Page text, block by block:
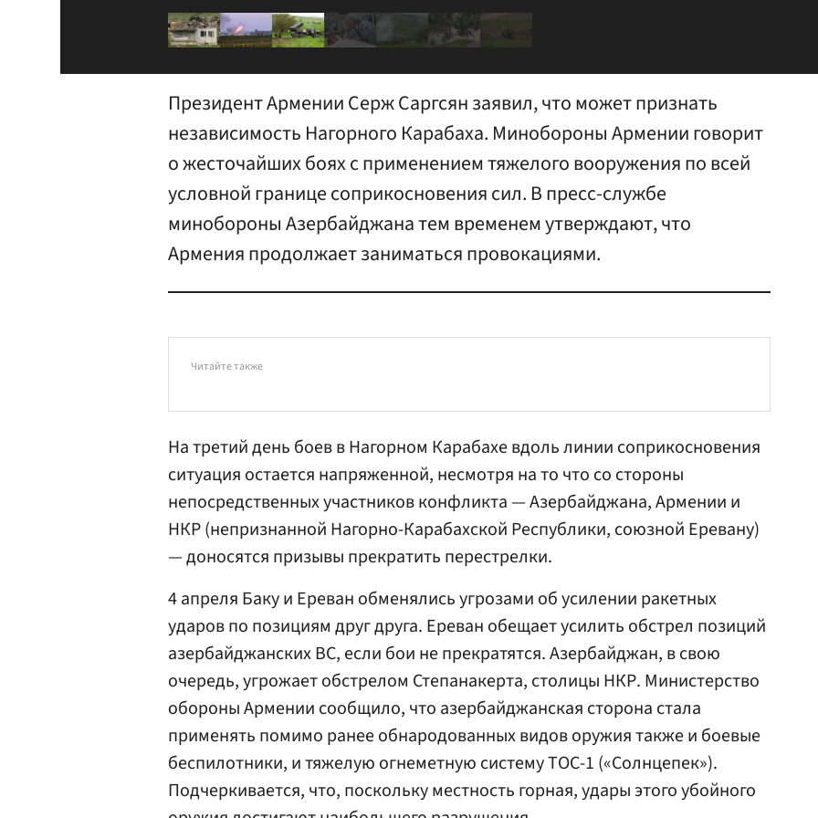
Президент Армении Серж Саргсян заявил, что может признать
независимость Нагорного Карабаха. Минобороны Армении говорит
о жесточайших боях с применением тяжелого вооружения по всей
условной границе соприкосновения сил. В пресс-службе
минобороны Азербайджана тем временем утверждают, что
Армения продолжает заниматься провокациями.
Читайте также
На третий день боев в Нагорном Карабахе вдоль линии соприкосновения
ситуация остается напряженной, несмотря на то что со стороны
непосредственных участников конфликта — Азербайджана, Армении и
НКР (непризнанной Нагорно-Карабахской Республики, союзной Еревану)
— доносятся призывы прекратить перестрелки.
4 апреля Баку и Ереван обменялись угрозами об усилении ракетных
ударов по позициям друг друга. Ереван обещает усилить обстрел позиций
азербайджанских ВС, если бои не прекратятся. Азербайджан, в свою
очередь, угрожает обстрелом Степанакерта, столицы НКР. Министерство
обороны Армении сообщило, что азербайджанская сторона стала
применять помимо ранее обнародованных видов оружия также и боевые
беспилотники, и тяжелую огнеметную систему ТОС-1 («Солнцепек»).
Подчеркивается, что, поскольку местность горная, удары этого убойного